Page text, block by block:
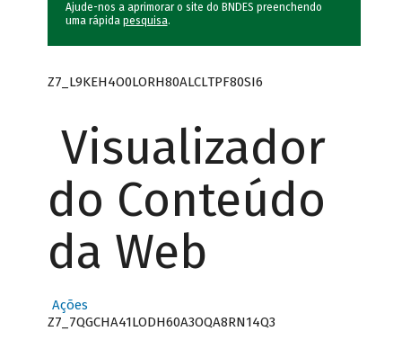
Ajude-nos a aprimorar o site do BNDES preenchendo
uma rápida pesquisa.
Z7_L9KEH4O0LORH80ALCLTPF80SI6
Visualizador
do Conteúdo
da Web
Ações
Z7_7QGCHA41LODH60A3OQA8RN14Q3